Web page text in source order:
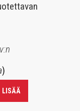
)
LISÄÄ